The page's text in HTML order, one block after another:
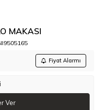
MAKASI
Fiyat Alarmı
Ver